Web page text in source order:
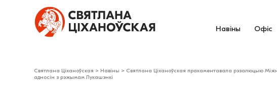
Навіны Офіс
Святлана Ціханоўская > Навіны > Святлана Ціханоўская пракаментавала рэзалюцыю
адносін з рэжымам Лукашэнкі